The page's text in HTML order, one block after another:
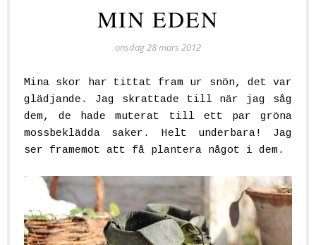
MIN EDEN
onsdag 28 mars 2012
Mina skor har tittat fram ur snön, det var
glädjande. Jag skrattade till när jag såg
dem, de hade muterat till ett par gröna
mossbeklädda saker. Helt underbara! Jag
ser framemot att få plantera något i dem.